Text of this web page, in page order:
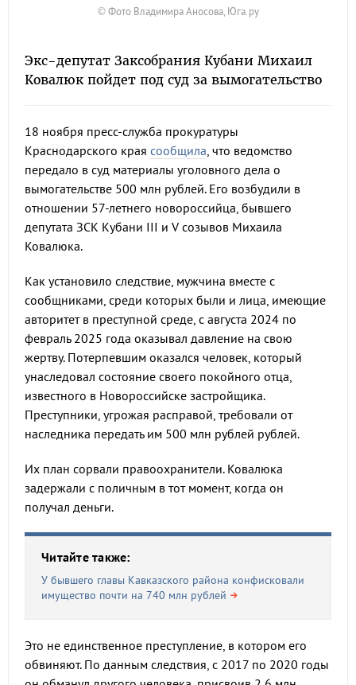
© Фото Владимира Аносова, Юга.ру
Экс-депутат Заксобрания Кубани Михаил
Ковалюк пойдет под суд за вымогательство
18 ноября пресс-служба прокуратуры
Краснодарского края сообщила, что ведомство
передало в суд материалы уголовного дела о
вымогательстве 500 млн рублей. Его возбудили в
отношении 57-летнего новороссийца, бывшего
депутата ЗСК Кубани III и V созывов Михаила
Ковалюка.
Как установило следствие, мужчина вместе с
сообщниками, среди которых были и лица, имеющие
авторитет в преступной среде, с августа 2024 по
февраль 2025 года оказывал давление на свою
жертву. Потерпевшим оказался человек, который
унаследовал состояние своего покойного отца,
известного в Новороссийске застройщика.
Преступники, угрожая расправой, требовали от
наследника передать им 500 млн рублей рублей.
Их план сорвали правоохранители. Ковалюка
задержали с поличным в тот момент, когда он
получал деньги.
Читайте также:
У бывшего главы Кавказского района конфисковали
имущество почти на 740 млн рублей
Это не единственное преступление, в котором его
обвиняют. По данным следствия, с 2017 по 2020 годы